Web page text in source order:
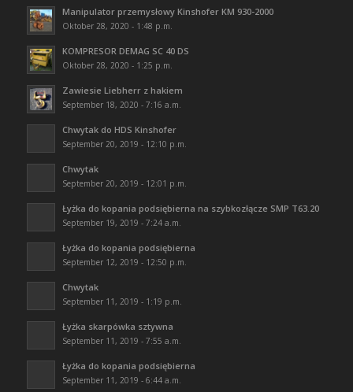
Manipulator przemysłowy Kinshofer KM 930-2000
Oktober 28, 2020 - 1:48 p.m.
KOMPRESOR DEMAG SC 40 DS
Oktober 28, 2020 - 1:25 p.m.
Zawiesie Liebherr z hakiem
September 18, 2020 - 7:16 a.m.
Chwytak do HDS Kinshofer
September 20, 2019 - 12:10 p.m.
Chwytak
September 20, 2019 - 12:01 p.m.
Łyżka do kopania podsiębierna na szybkozłącze SMP T63.20
September 19, 2019 - 7:24 a.m.
Łyżka do kopania podsiębierna
September 12, 2019 - 12:50 p.m.
Chwytak
September 11, 2019 - 1:19 p.m.
Łyżka skarpówka sztywna
September 11, 2019 - 7:55 a.m.
Łyżka do kopania podsiębierna
September 11, 2019 - 6:44 a.m.